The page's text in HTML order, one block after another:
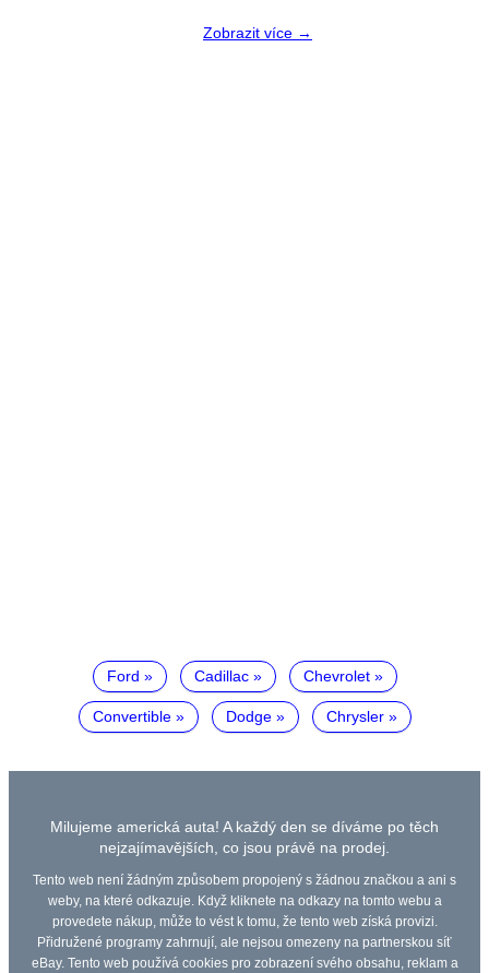
Zobrazit více →
Ford Cadillac Chevrolet
Convertible Dodge Chrysler
Milujeme americká auta! A každý den se díváme po těch
nejzajímavějších, co jsou právě na prodej.
Tento web není žádným způsobem propojený s žádnou značkou a ani s
weby, na které odkazuje. Když kliknete na odkazy na tomto webu a
provedete nákup, může to vést k tomu, že tento web získá provizi.
Přidružené programy zahrnují, ale nejsou omezeny na partnerskou síť
eBay. Tento web používá cookies pro zobrazení svého obsahu, reklam a